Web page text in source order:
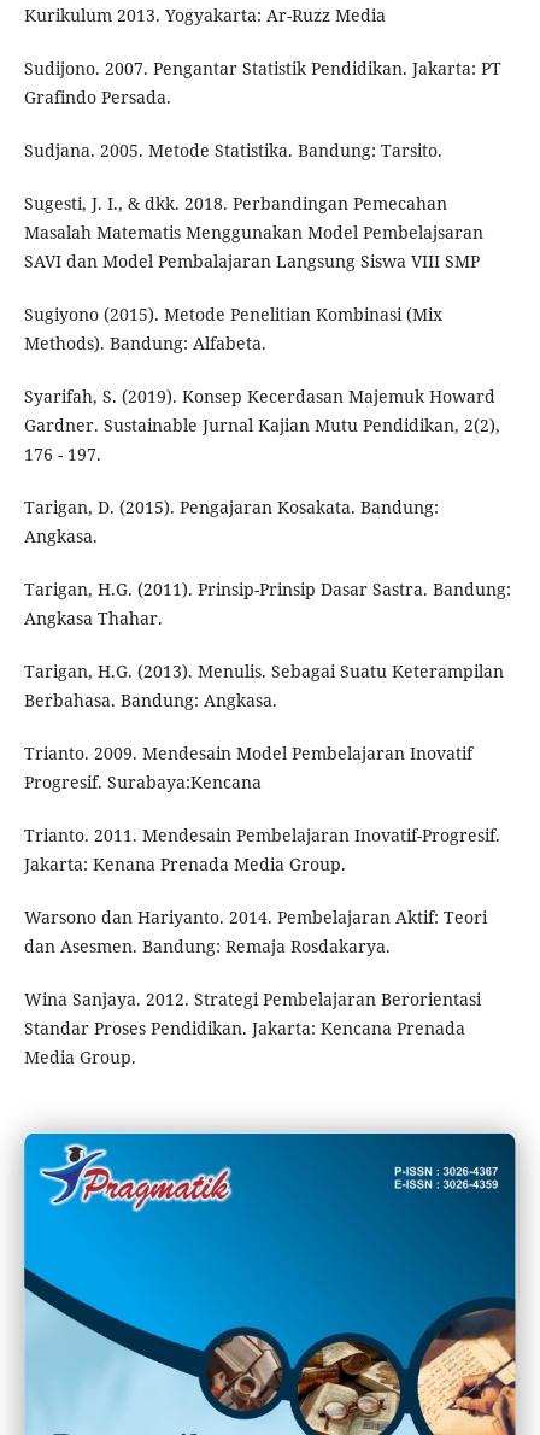
Kurikulum 2013. Yogyakarta: Ar-Ruzz Media
Sudijono. 2007. Pengantar Statistik Pendidikan. Jakarta: PT
Grafindo Persada.
Sudjana. 2005. Metode Statistika. Bandung: Tarsito.
Sugesti, J. I., & dkk. 2018. Perbandingan Pemecahan
Masalah Matematis Menggunakan Model Pembelajsaran
SAVI dan Model Pembalajaran Langsung Siswa VIII SMP
Sugiyono (2015). Metode Penelitian Kombinasi (Mix
Methods). Bandung: Alfabeta.
Syarifah, S. (2019). Konsep Kecerdasan Majemuk Howard
Gardner. Sustainable Jurnal Kajian Mutu Pendidikan, 2(2),
176 - 197.
Tarigan, D. (2015). Pengajaran Kosakata. Bandung:
Angkasa.
Tarigan, H.G. (2011). Prinsip-Prinsip Dasar Sastra. Bandung:
Angkasa Thahar.
Tarigan, H.G. (2013). Menulis. Sebagai Suatu Keterampilan
Berbahasa. Bandung: Angkasa.
Trianto. 2009. Mendesain Model Pembelajaran Inovatif
Progresif. Surabaya:Kencana
Trianto. 2011. Mendesain Pembelajaran Inovatif-Progresif.
Jakarta: Kenana Prenada Media Group.
Warsono dan Hariyanto. 2014. Pembelajaran Aktif: Teori
dan Asesmen. Bandung: Remaja Rosdakarya.
Wina Sanjaya. 2012. Strategi Pembelajaran Berorientasi
Standar Proses Pendidikan. Jakarta: Kencana Prenada
Media Group.